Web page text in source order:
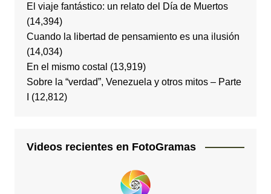
El viaje fantástico: un relato del Día de Muertos
(14,394)
Cuando la libertad de pensamiento es una ilusión
(14,034)
En el mismo costal (13,919)
Sobre la “verdad”, Venezuela y otros mitos – Parte
(12,812)
Videos recientes en FotoGramas